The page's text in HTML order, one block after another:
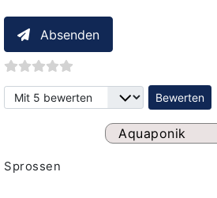
Absenden
Bitte bewerten
Aquaponik
Sprossen